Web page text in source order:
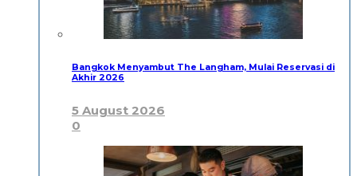
Bangkok Menyambut The Langham, Mulai Reservasi di
Akhir 2026
5 August 2026
0